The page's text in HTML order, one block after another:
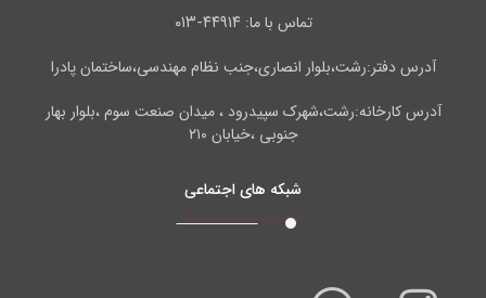
تماس با ما: ۴۴۹۱۴-۰۱۳
آدرس دفتر:رشت،بلوار انصاری،جنب نظام مهندسی،ساختمان پادرا
آدرس کارخانه:رشت،شهرک سپیدرود ، میدان صنعت سوم ،بلوار بهار
جنوبی ،خیابان ۲۱۰
شبکه های اجتماعی